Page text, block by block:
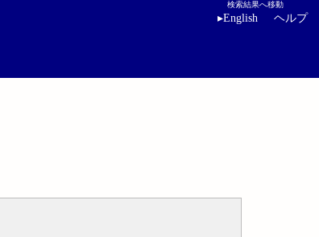
検索結果へ移動
▸English ヘルプ